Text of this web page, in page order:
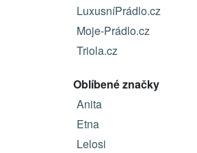
LuxusníPrádlo.cz
Moje-Prádlo.cz
Triola.cz
Oblíbené značky
Anita
Etna
Lelosi